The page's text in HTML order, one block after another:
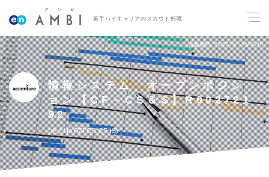
若手ハイキャリアのスカウト転職
掲載期間 26/07/28～26/08/10
情報システム オープンポジシ
ョン【CF－CS＆S】R002721
92
求人No.PZFOS-CF-IS